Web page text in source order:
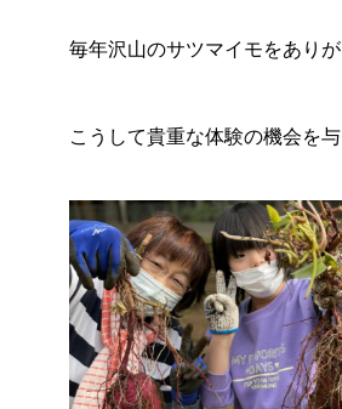
毎年沢山のサツマイモをありが
こうして貴重な体験の機会を